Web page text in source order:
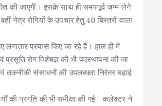
की जाएगी। इसके साथ ही समयपूर्व जन्म लेने
नेत्र रोगियों के उपचार हेतु 40 बिस्तरों वाला
लगातार प्रयास किए जा रहे हैं। हाल ही में
रोग विशेषज्ञ की भी पदस्थापना की जा
संसाधनों की उपलब्धता निरंतर बढ़ाई
की प्रगति की भी समीक्षा की गई। कलेक्टर ने